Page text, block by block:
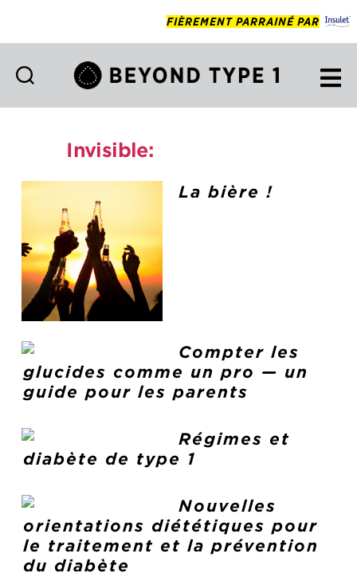
FIÈREMENT PARRAINÉ PAR
Invisible:
La bière !
Compter les
glucides comme un pro — un
guide pour les parents
Régimes et
diabète de type 1
Nouvelles
orientations diététiques pour
le traitement et la prévention
du diabète